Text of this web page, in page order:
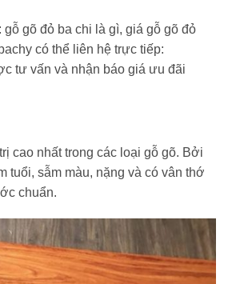
gỗ gõ đỏ ba chi là gì, giá gỗ gõ đỏ
có thể liên hệ trực tiếp:
tư vấn và nhận báo giá ưu đãi
cao nhất trong các loại gỗ gõ. Bởi
tuổi, sẫm màu, nặng và có vân thớ
chuẩn.